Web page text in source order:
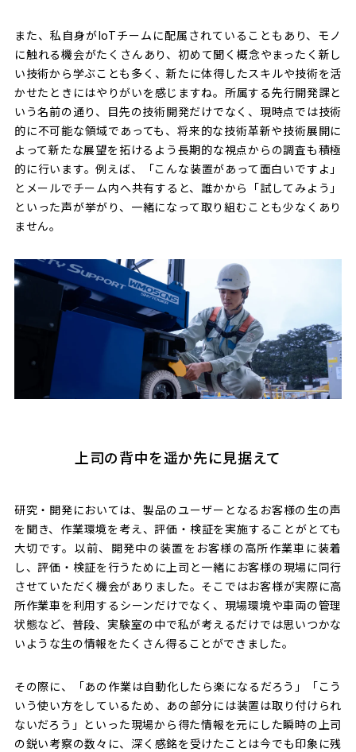
また、私自身がIoTチームに配属されていることもあり、モノ
に触れる機会がたくさんあり、初めて聞く概念やまったく新し
い技術から学ぶことも多く、新たに体得したスキルや技術を活
かせたときにはやりがいを感じますね。所属する先行開発課と
いう名前の通り、目先の技術開発だけでなく、現時点では技術
的に不可能な領域であっても、将来的な技術革新や技術展開に
よって新たな展望を拓けるよう長期的な視点からの調査も積極
的に行います。例えば、「こんな装置があって面白いですよ」
とメールでチーム内へ共有すると、誰かから「試してみよう」
といった声が挙がり、一緒になって取り組むことも少なくあり
ません。
上司の背中を遥か先に見据えて
研究・開発においては、製品のユーザーとなるお客様の生の声
を聞き、作業環境を考え、評価・検証を実施することがとても
大切です。以前、開発中の装置をお客様の高所作業車に装着
し、評価・検証を行うために上司と一緒にお客様の現場に同行
させていただく機会がありました。そこではお客様が実際に高
所作業車を利用するシーンだけでなく、現場環境や車両の管理
状態など、普段、実験室の中で私が考えるだけでは思いつかな
いような生の情報をたくさん得ることができました。
その際に、「あの作業は自動化したら楽になるだろう」「こう
いう使い方をしているため、あの部分には装置は取り付けられ
ないだろう」といった現場から得た情報を元にした瞬時の上司
の鋭い考察の数々に、深く感銘を受けたことは今でも印象に残